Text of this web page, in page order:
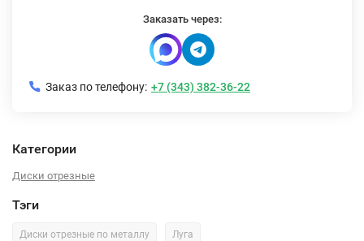
Заказать через:
Заказ по телефону: +7 (343) 382-36-22
Категории
Диски отрезные
Тэги
Диски отрезные по металлу Луга